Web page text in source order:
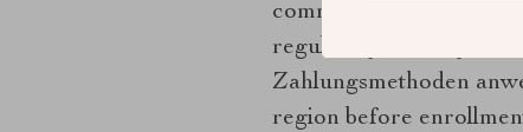
communicating limit
regulatory security
Zahlungsmethoden
region before